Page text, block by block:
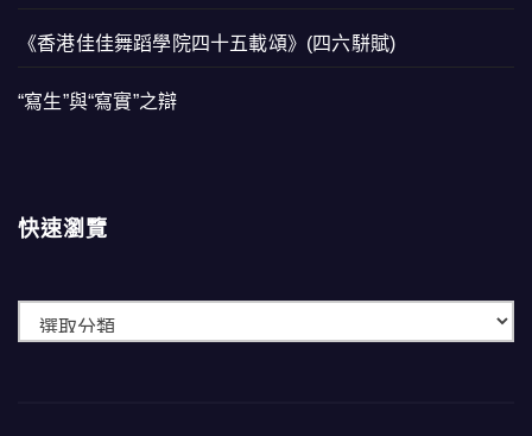
《香港佳佳舞蹈學院四十五載頌》(四六駢賦)
“寫生”與“寫實”之辯
快速瀏覽